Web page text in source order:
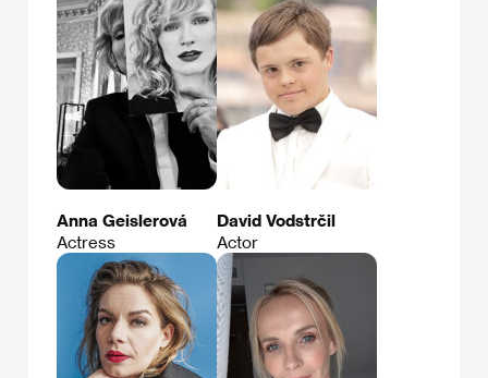
Anna Geislerová
Actress
David Vodstrčil
Actor